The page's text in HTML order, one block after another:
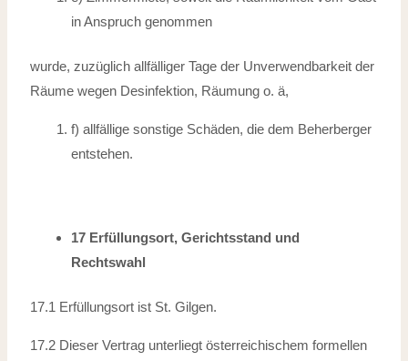
in Anspruch genommen
wurde, zuzüglich allfälliger Tage der Unverwendbarkeit der
Räume wegen Desinfektion, Räumung o. ä,
f) allfällige sonstige Schäden, die dem Beherberger
entstehen.
17 Erfüllungsort, Gerichtsstand und
Rechtswahl
17.1 Erfüllungsort ist St. Gilgen.
17.2 Dieser Vertrag unterliegt österreichischem formellen